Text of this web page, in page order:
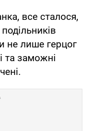
все сталося,
не лише герцог
та заможні